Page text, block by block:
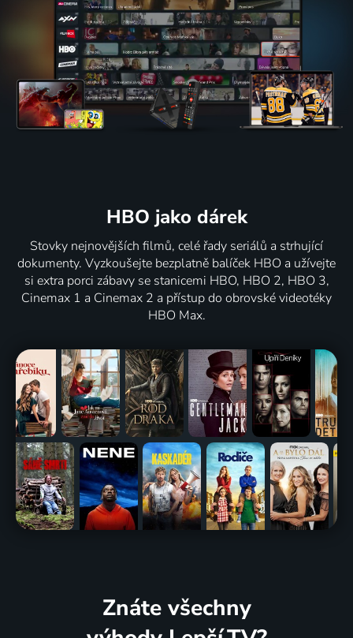
HBO jako dárek
Stovky nejnovějších filmů, celé řady seriálů a strhující
dokumenty. Vyzkoušejte bezplatně balíček HBO a užívejte
si extra porci zábavy se stanicemi HBO, HBO 2, HBO 3,
Cinemax 1 a Cinemax 2 a přístup do obrovské videotéky
HBO Max.
Znáte všechny